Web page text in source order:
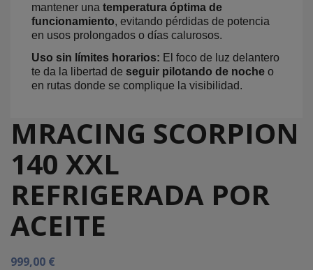
mantener una temperatura óptima de
funcionamiento, evitando pérdidas de potencia
en usos prolongados o días calurosos.
Uso sin límites horarios: El foco de luz delantero
te da la libertad de seguir pilotando de noche o
en rutas donde se complique la visibilidad.
MRACING SCORPION
140 XXL
REFRIGERADA POR
ACEITE
999,00 €